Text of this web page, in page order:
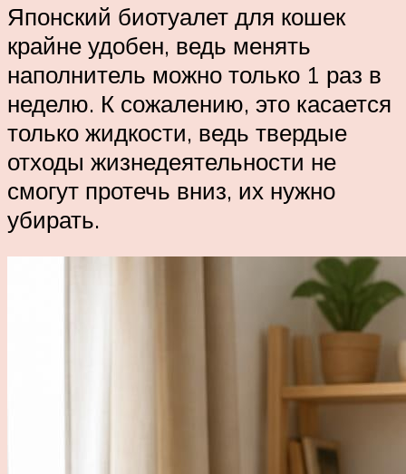
Японский биотуалет для кошек
крайне удобен, ведь менять
наполнитель можно только 1 раз в
неделю. К сожалению, это касается
только жидкости, ведь твердые
отходы жизнедеятельности не
смогут протечь вниз, их нужно
убирать.